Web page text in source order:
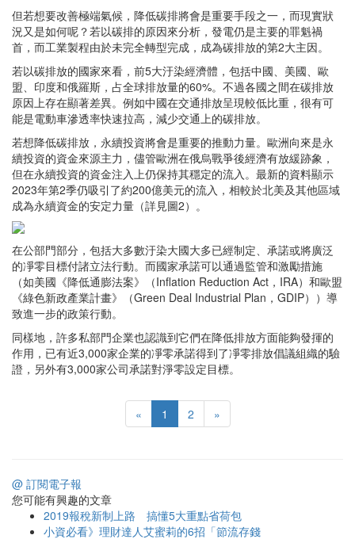
但若想要改善極端氣候，降低碳排將會是重要手段之一，而現實狀
況又是如何呢？若以碳排的原因來分析，發電仍是主要的罪魁禍
首，而工業製程由於未完全轉型完成，成為碳排放的第2大主因。
若以碳排放的國家來看，前5大汙染經濟體，包括中國、美國、歐
盟、印度和俄羅斯，占全球排放量的60%。不過各國之間在碳排放
原因上存在顯著差異。例如中國在交通排放呈現較低比重，很有可
能是電動車滲透率快速拉高，減少交通上的碳排放。
若想降低碳排放，永續投資將會是重要的推動力量。歐洲向來是永
續投資的資金來源主力，儘管歐洲在俄烏戰爭後經濟有放緩跡象，
但在永續投資的資金注入上仍保持其穩定的流入。最新的資料顯示
2023年第2季仍吸引了約200億美元的流入，相較於北美及其他區域
成為永續資金的安定力量（詳見圖2）。
在公部門部分，包括大多數汙染大國大多已經制定、承諾或將廣泛
的凈零目標付諸立法行動。而國家承諾可以通過監管和激勵措施
（如美國《降低通膨法案》（Inflation Reduction Act，IRA）和歐盟
《綠色新政產業計畫》（Green Deal Industrial Plan，GDIP））導
致進一步的政策行動。
同樣地，許多私部門企業也認識到它們在降低排放方面能夠發揮的
作用，已有近3,000家企業的凈零承諾得到了凈零排放倡議組織的驗
證，另外有3,000家公司承諾對淨零設定目標。
« 1 2 »
@ 訂閱電子報
您可能有興趣的文章
2019報稅新制上路 搞懂5大重點省荷包
小資必看》理財達人艾蜜莉的6招「節流存錢